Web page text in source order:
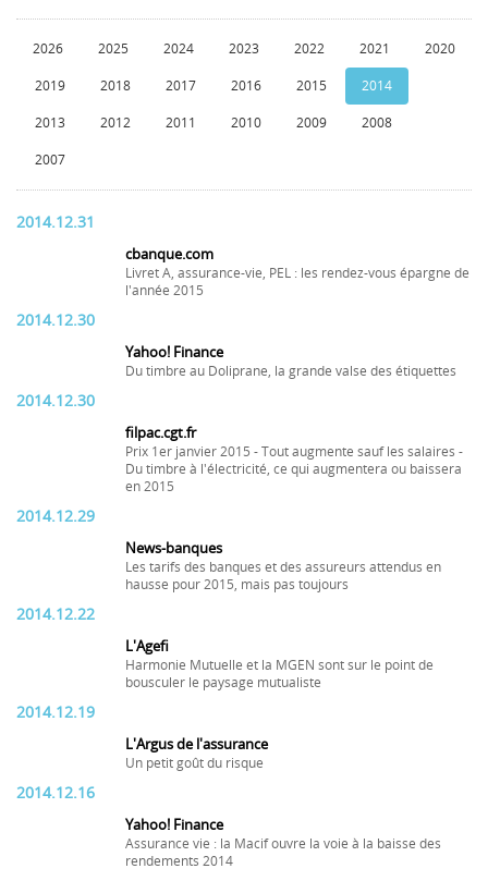
2026 2025 2024 2023 2022 2021 2020
2019 2018 2017 2016 2015 2014
2013 2012 2011 2010 2009 2008
2007
2014.12.31
cbanque.com
Livret A, assurance-vie, PEL : les rendez-vous épargne de
l'année 2015
2014.12.30
Yahoo! Finance
Du timbre au Doliprane, la grande valse des étiquettes
2014.12.30
filpac.cgt.fr
Prix 1er janvier 2015 - Tout augmente sauf les salaires -
Du timbre à l'électricité, ce qui augmentera ou baissera
en 2015
2014.12.29
News-banques
Les tarifs des banques et des assureurs attendus en
hausse pour 2015, mais pas toujours
2014.12.22
L'Agefi
Harmonie Mutuelle et la MGEN sont sur le point de
bousculer le paysage mutualiste
2014.12.19
L'Argus de l'assurance
Un petit goût du risque
2014.12.16
Yahoo! Finance
Assurance vie : la Macif ouvre la voie à la baisse des
rendements 2014